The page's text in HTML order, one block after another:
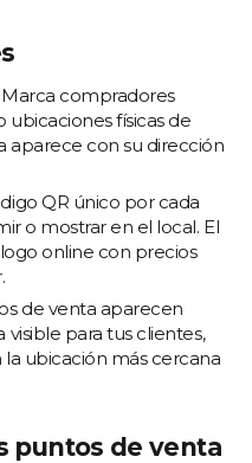
Marca compradores
ubicaciones físicas de
aparece con su dirección
QR único por cada
o mostrar en el local. El
online con precios
de venta aparecen
para tus clientes,
ubicación más cercana
puntos de venta